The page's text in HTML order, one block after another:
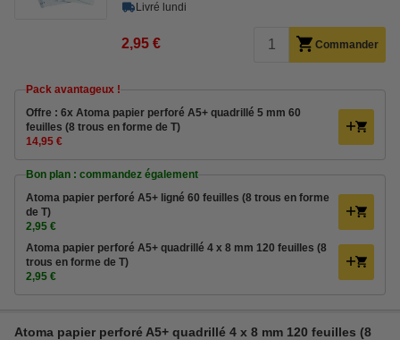
Livré lundi
2,95 € Commander
Pack avantageux !
Offre : 6x Atoma papier perforé A5+ quadrillé 5 mm 60
feuilles (8 trous en forme de T)
14,95 €
Bon plan : commandez également
Atoma papier perforé A5+ ligné 60 feuilles (8 trous en forme
de T)
2,95 €
Atoma papier perforé A5+ quadrillé 4 x 8 mm 120 feuilles (8
trous en forme de T)
2,95 €
Atoma papier perforé A5+ quadrillé 4 x 8 mm 120 feuilles (8